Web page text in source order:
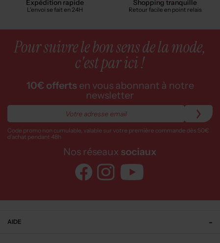
Expédition rapide
L'envoi se fait en 24H
Shopping tranquille
Retour facile en point relais
Pour suivre le bon sens de la mode,
c'est par ici !
10€ offerts en vous abonnant à notre
newsletter
Code promo non cumulable, valable sur votre première commande dès 50€
d’achat pendant 48h
Nos réseaux sociaux
AIDE